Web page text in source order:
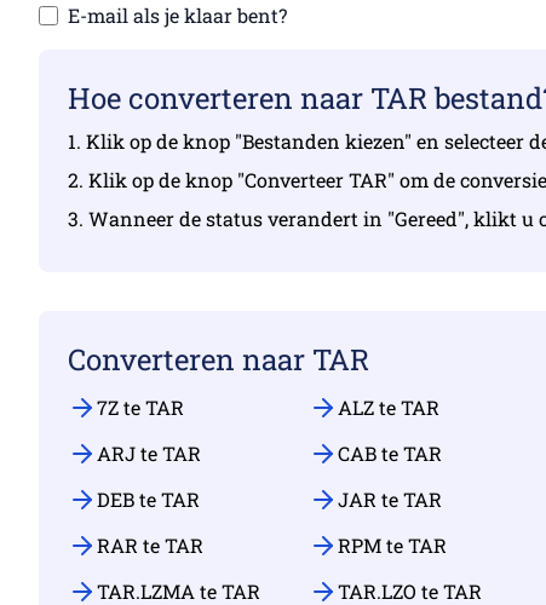
E-mail als je klaar bent?
Hoe converteren naar TAR
1. Klik op de knop "Bestanden kiezen" en selecteer
2. Klik op de knop "Converteer TAR" om de
3. Wanneer de status verandert in "Gereed", klikt u
Converteren naar TAR
7Z te TAR ALZ te TAR
ARJ te TAR
CAB te TAR
DEB te TAR
JAR te TAR
RAR te TAR
RPM te TAR
TAR.LZMA te TAR
TAR.LZO te TAR